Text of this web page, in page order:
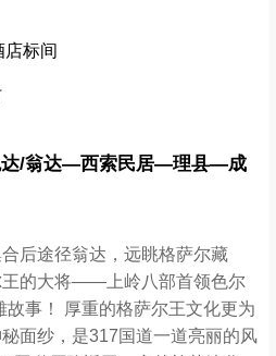
店标间
达/翁达—西索民居—理县—成
后途径翁达，远眺格萨尔藏
王的大将——上岭八部首领色尔
故事！ 厚重的格萨尔王文化更为
面纱，是317国道一道亮丽的风